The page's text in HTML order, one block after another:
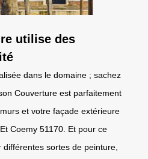
utilise des
dans le domaine ; sachez
Couverture est parfaitement
et votre façade extérieure
Coemy 51170. Et pour ce
sortes de peinture,